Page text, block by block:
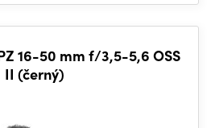
16-50 mm f/3,5-5,6 OSS
II (černý)